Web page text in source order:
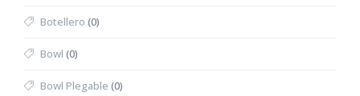
Botellero (0)
Bowl (0)
Bowl Plegable (0)